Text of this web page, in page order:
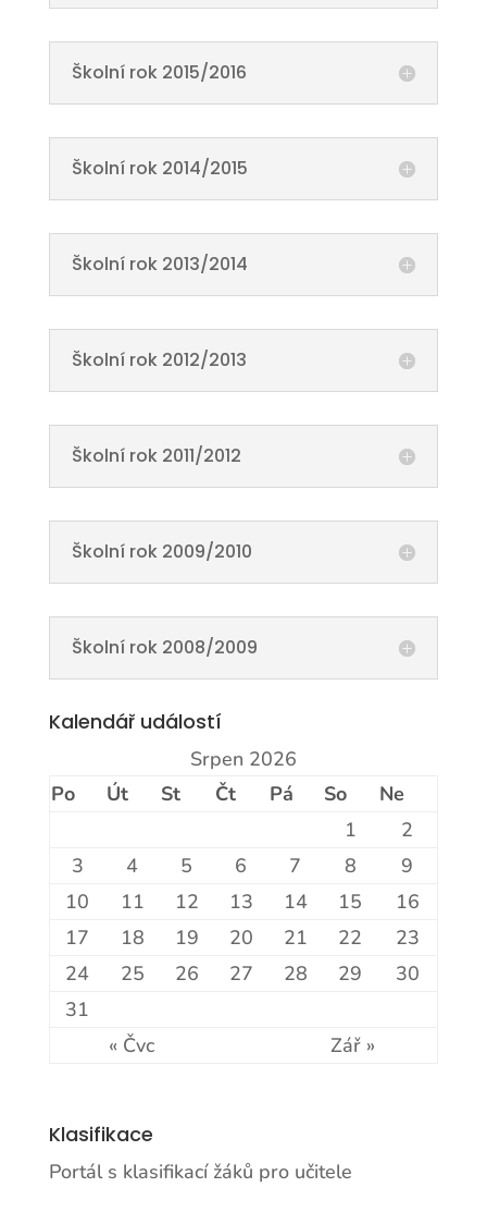
Školní rok 2015/2016
Školní rok 2014/2015
Školní rok 2013/2014
Školní rok 2012/2013
Školní rok 2011/2012
Školní rok 2009/2010
Školní rok 2008/2009
Kalendář událostí
Srpen 2026
Po
Út St Čt Pá So
Ne
1
2
3
4 5 6 7 8
9
10
11 12 13 14 15
16
17
18 19 20 21 22
23
24
25 26 27 28 29
30
31
« Čvc
Zář »
Klasifikace
Portál s klasifikací žáků pro učitele